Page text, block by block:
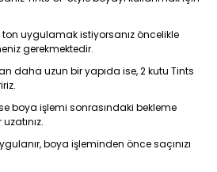
ton uygulamak istiyorsanız öncelikle
gerekmektedir.
daha uzun bir yapıda ise, 2 kutu Tints
boya işlemi sonrasındaki bekleme
boya işleminden önce saçınızı